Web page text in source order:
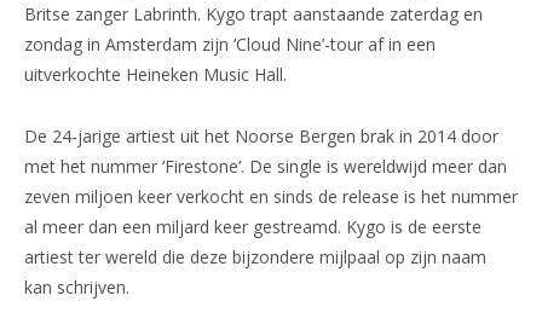
Britse zanger Labrinth. Kygo trapt aanstaande zaterdag en
zondag in Amsterdam zijn ‘Cloud Nine’-tour af in een
uitverkochte Heineken Music Hall.
De 24-jarige artiest uit het Noorse Bergen brak in 2014 door
met het nummer ‘Firestone’. De single is wereldwijd meer dan
zeven miljoen keer verkocht en sinds de release is het nummer
al meer dan een miljard keer gestreamd. Kygo is de eerste
artiest ter wereld die deze bijzondere mijlpaal op zijn naam
kan schrijven.